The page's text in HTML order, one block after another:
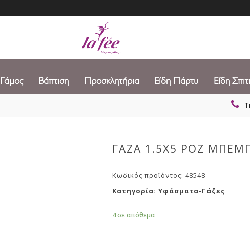
Γάμος Βάπτιση Προσκλητήρια Είδη Πάρτυ Είδη
ΓΑΖΑ 1.5Χ5 ΡΟΖ
Κωδικός προϊόντος:48548
Κατηγορία:Υφάσματα-Γάζες
4 σε απόθεμα